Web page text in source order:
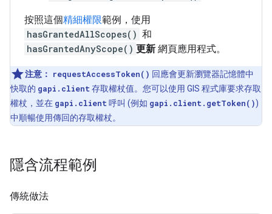
按照這個精細權限範例，使用
hasGrantedAllScopes() 和
hasGrantedAnyScope() 更新 網頁應用程式。
注意： requestAccessToken() 回應會更新瀏覽器記憶體中
快取的 gapi.client 存取權杖值。您可以使用 GIS 程式庫要求存取
權杖，並在 gapi.client 呼叫 (例如 gapi.client.getToken())
中順暢使用傳回的存取權杖。
隱含流程範例
傳統做法